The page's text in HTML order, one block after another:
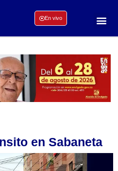
En vivo
en Sabaneta